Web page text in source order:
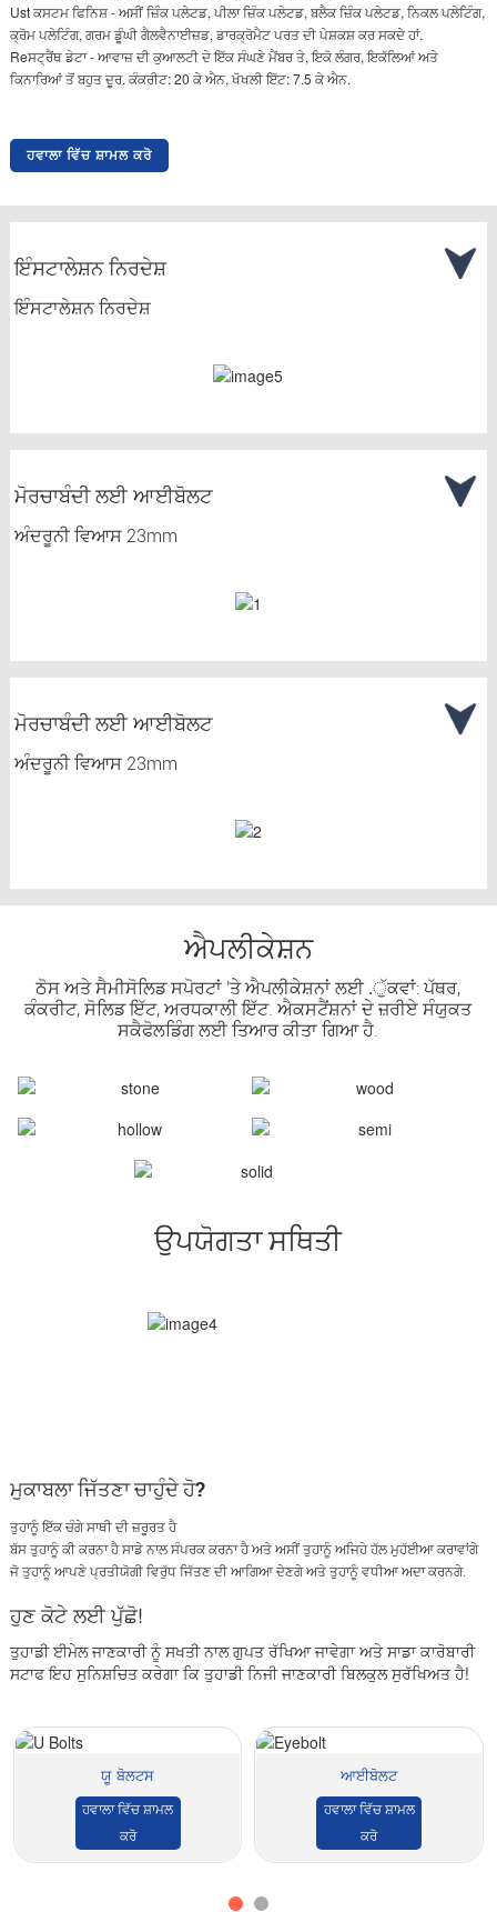
Ust ਕਸਟਮ ਫਿਨਿਸ਼ - ਅਸੀਂ ਜ਼ਿੰਕ ਪਲੇਟਡ, ਪੀਲਾ ਜ਼ਿੰਕ ਪਲੇਟਡ, ਬਲੈਕ ਜ਼ਿੰਕ ਪਲੇਟਡ, ਨਿਕਲ ਪਲੇਟਿੰਗ,
ਕ੍ਰੋਮ ਪਲੇਟਿੰਗ, ਗਰਮ ਡੂੰਘੀ ਗੈਲਵੈਨਾਈਜ਼ਡ, ਡਾਰਕ੍ਰੋਮੈਟ ਪਰਤ ਦੀ ਪੇਸ਼ਕਸ਼ ਕਰ ਸਕਦੇ ਹਾਂ.
Reਸਟ੍ਰੈਂਥ ਡੇਟਾ - ਆਵਾਜ਼ ਦੀ ਕੁਆਲਟੀ ਦੇ ਇੱਕ ਸੰਘਣੇ ਮੈਂਬਰ ਤੇ, ਇਕੋ ਲੰਗਰ, ਇਕੱਲਿਆਂ ਅਤੇ
ਕਿਨਾਰਿਆਂ ਤੋਂ ਬਹੁਤ ਦੂਰ. ਕੰਕਰੀਟ: 20 ਕੇ ਐਨ, ਖੋਖਲੀ ਇੱਟ: 7.5 ਕੇ ਐਨ.
ਹਵਾਲਾ ਵਿੱਚ ਸ਼ਾਮਲ ਕਰੋ
ਇੰਸਟਾਲੇਸ਼ਨ ਨਿਰਦੇਸ਼
ਇੰਸਟਾਲੇਸ਼ਨ ਨਿਰਦੇਸ਼
ਮੋਰਚਾਬੰਦੀ ਲਈ ਆਈਬੋਲਟ
ਅੰਦਰੂਨੀ ਵਿਆਸ 23mm
ਮੋਰਚਾਬੰਦੀ ਲਈ ਆਈਬੋਲਟ
ਅੰਦਰੂਨੀ ਵਿਆਸ 23mm
ਐਪਲੀਕੇਸ਼ਨ
ਠੋਸ ਅਤੇ ਸੈਮੀਸੋਲਿਡ ਸਪੋਰਟਾਂ 'ਤੇ ਐਪਲੀਕੇਸ਼ਨਾਂ ਲਈ .ੁੱਕਵਾਂ: ਪੱਥਰ,
ਕੰਕਰੀਟ, ਸੋਲਿਡ ਇੱਟ, ਅਰਧਕਾਲੀ ਇੱਟ. ਐਕਸਟੈਂਸ਼ਨਾਂ ਦੇ ਜ਼ਰੀਏ ਸੰਯੁਕਤ
ਸਕੈਫੋਲਡਿੰਗ ਲਈ ਤਿਆਰ ਕੀਤਾ ਗਿਆ ਹੈ.
ਉਪਯੋਗਤਾ ਸਥਿਤੀ
ਮੁਕਾਬਲਾ ਜਿੱਤਣਾ ਚਾਹੁੰਦੇ ਹੋ?
ਤੁਹਾਨੂੰ ਇੱਕ ਚੰਗੇ ਸਾਥੀ ਦੀ ਜ਼ਰੂਰਤ ਹੈ
ਬੱਸ ਤੁਹਾਨੂੰ ਕੀ ਕਰਨਾ ਹੈ ਸਾਡੇ ਨਾਲ ਸੰਪਰਕ ਕਰਨਾ ਹੈ ਅਤੇ ਅਸੀਂ ਤੁਹਾਨੂੰ ਅਜਿਹੇ ਹੱਲ ਮੁਹੱਈਆ ਕਰਾਵਾਂਗੇ
ਜੋ ਤੁਹਾਨੂੰ ਆਪਣੇ ਪ੍ਰਤੀਯੋਗੀ ਵਿਰੁੱਧ ਜਿੱਤਣ ਦੀ ਆਗਿਆ ਦੇਣਗੇ ਅਤੇ ਤੁਹਾਨੂੰ ਵਧੀਆ ਅਦਾ ਕਰਨਗੇ.
ਹੁਣ ਕੋਟੇ ਲਈ ਪੁੱਛੋ!
ਤੁਹਾਡੀ ਈਮੇਲ ਜਾਣਕਾਰੀ ਨੂੰ ਸਖਤੀ ਨਾਲ ਗੁਪਤ ਰੱਖਿਆ ਜਾਵੇਗਾ ਅਤੇ ਸਾਡਾ ਕਾਰੋਬਾਰੀ
ਸਟਾਫ ਇਹ ਸੁਨਿਸ਼ਚਿਤ ਕਰੇਗਾ ਕਿ ਤੁਹਾਡੀ ਨਿਜੀ ਜਾਣਕਾਰੀ ਬਿਲਕੁਲ ਸੁਰੱਖਿਅਤ ਹੈ!
ਯੂ ਬੋਲਟਸ
ਹਵਾਲਾ ਵਿੱਚ ਸ਼ਾਮਲ
ਕਰੋ
ਆਈਬੋਲਟ
ਹਵਾਲਾ ਵਿੱਚ ਸ਼ਾਮਲ
ਕਰੋ